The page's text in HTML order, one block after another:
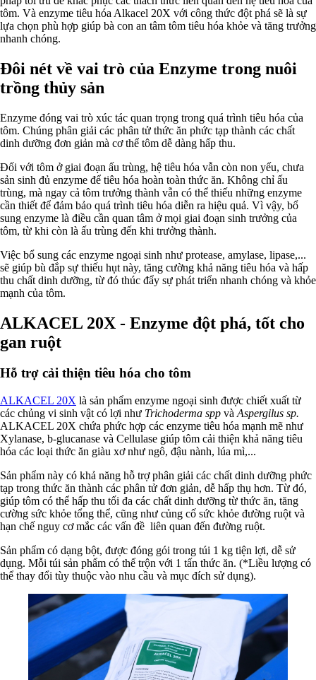
tôm. Và enzyme tiêu hóa Alkacel 20X với công thức đột phá sẽ là sự
lựa chọn phù hợp giúp bà con an tâm tôm tiêu hóa khỏe và tăng trưởng
nhanh chóng.
Đôi nét về vai trò của Enzyme trong nuôi
trồng thủy sản
Enzyme đóng vai trò xúc tác quan trọng trong quá trình tiêu hóa của
tôm. Chúng phân giải các phân tử thức ăn phức tạp thành các chất
dinh dưỡng đơn giản mà cơ thể tôm dễ dàng hấp thu.
Đối với tôm ở giai đoạn ấu trùng, hệ tiêu hóa vẫn còn non yếu, chưa
sản sinh đủ enzyme để tiêu hóa hoàn toàn thức ăn. Không chỉ ấu
trùng, mà ngay cả tôm trưởng thành vẫn có thể thiếu những enzyme
cần thiết để đảm bảo quá trình tiêu hóa diễn ra hiệu quả. Vì vậy, bổ
sung enzyme là điều cần quan tâm ở mọi giai đoạn sinh trưởng của
tôm, từ khi còn là ấu trùng đến khi trưởng thành.
Việc bổ sung các enzyme ngoại sinh như protease, amylase, lipase,...
sẽ giúp bù đắp sự thiếu hụt này, tăng cường khả năng tiêu hóa và hấp
thu chất dinh dưỡng, từ đó thúc đẩy sự phát triển nhanh chóng và khỏe
mạnh của tôm.
ALKACEL 20X - Enzyme đột phá, tốt cho
gan ruột
Hỗ trợ cải thiện tiêu hóa cho tôm
ALKACEL 20X là sản phẩm enzyme ngoại sinh được chiết xuất từ
các chủng vi sinh vật có lợi như Trichoderma spp và Aspergilus sp.
ALKACEL 20X chứa phức hợp các enzyme tiêu hóa mạnh mẽ như
Xylanase, b-glucanase và Cellulase giúp tôm cải thiện khả năng tiêu
hóa các loại thức ăn giàu xơ như ngô, đậu nành, lúa mì,...
Sản phẩm này có khả năng hỗ trợ phân giải các chất dinh dưỡng phức
tạp trong thức ăn thành các phân tử đơn giản, dễ hấp thụ hơn. Từ đó,
giúp tôm có thể hấp thu tối đa các chất dinh dưỡng từ thức ăn, tăng
cường sức khỏe tổng thể, cũng như củng cố sức khỏe đường ruột và
hạn chế nguy cơ mắc các vấn đề liên quan đến đường ruột.
Sản phẩm có dạng bột, được đóng gói trong túi 1 kg tiện lợi, dễ sử
dụng. Mỗi túi sản phẩm có thể trộn với 1 tấn thức ăn. (*Liều lượng có
thể thay đổi tùy thuộc vào nhu cầu và mục đích sử dụng).